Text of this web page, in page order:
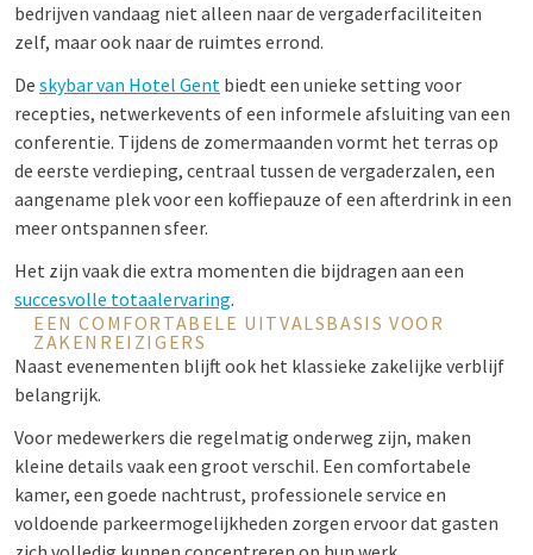
bedrijven vandaag niet alleen naar de vergaderfaciliteiten
zelf, maar ook naar de ruimtes errond.
De skybar van Hotel Gent biedt een unieke setting voor
recepties, netwerkevents of een informele afsluiting van een
conferentie. Tijdens de zomermaanden vormt het terras op
de eerste verdieping, centraal tussen de vergaderzalen, een
aangename plek voor een koffiepauze of een afterdrink in een
meer ontspannen sfeer.
Het zijn vaak die extra momenten die bijdragen aan een
succesvolle totaalervaring.
EEN COMFORTABELE UITVALSBASIS VOOR
ZAKENREIZIGERS
Naast evenementen blijft ook het klassieke zakelijke verblijf
belangrijk.
Voor medewerkers die regelmatig onderweg zijn, maken
kleine details vaak een groot verschil. Een comfortabele
kamer, een goede nachtrust, professionele service en
voldoende parkeermogelijkheden zorgen ervoor dat gasten